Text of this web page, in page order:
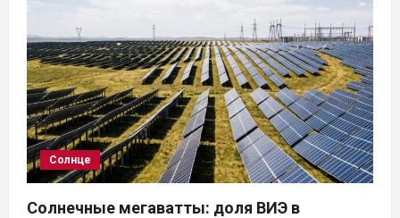
Солнце
Солнечные мегаватты: доля ВИЭ в